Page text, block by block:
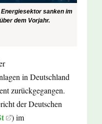
sanken im
dem Vorjahr.
in Deutschland
zurückgegangen.
der Deutschen
) im